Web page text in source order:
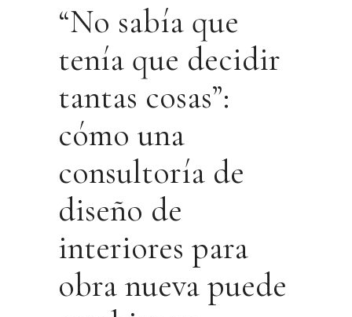
“No sabía que
tenía que decidir
tantas cosas”:
cómo una
consultoría de
diseño de
interiores para
obra nueva puede